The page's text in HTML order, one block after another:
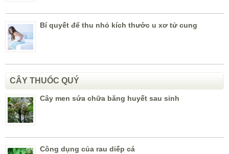
Bí quyết để thu nhỏ kích thước u xơ tử cung
CÂY THUỐC QUÝ
Cây men sứa chữa băng huyết sau sinh
Công dụng của rau diếp cá